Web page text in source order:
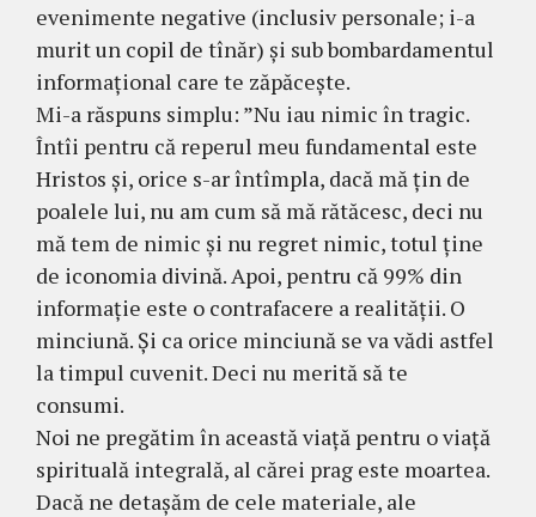
evenimente negative (inclusiv personale; i-a
murit un copil de tînăr) și sub bombardamentul
informațional care te zăpăcește.
Mi-a răspuns simplu: ”Nu iau nimic în tragic.
Întîi pentru că reperul meu fundamental este
Hristos și, orice s-ar întîmpla, dacă mă țin de
poalele lui, nu am cum să mă rătăcesc, deci nu
mă tem de nimic și nu regret nimic, totul ține
de iconomia divină. Apoi, pentru că 99% din
informație este o contrafacere a realității. O
minciună. Și ca orice minciună se va vădi astfel
la timpul cuvenit. Deci nu merită să te
consumi.
Noi ne pregătim în această viață pentru o viață
spirituală integrală, al cărei prag este moartea.
Dacă ne detașăm de cele materiale, ale